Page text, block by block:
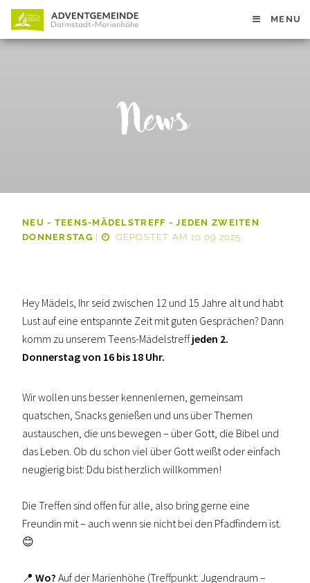
MENU
News
NEU - TEENS-MÄDELSTREFF - JEDEN ZWEITEN
DONNERSTAG
GEPOSTET AM 10.09.2025
Hey Mädels, Ihr seid zwischen 12 und 15 Jahre alt und habt
Lust auf eine entspannte Zeit mit guten Gesprächen? Dann
komm zu unserem Teens-Mädelstreffjeden 2.
Donnerstag von 16 bis 18 Uhr.
Wir wollen uns besser kennenlernen, gemeinsam
quatschen, Snacks genießen und uns über Themen
austauschen, die uns bewegen – über Gott, die Bibel und
das Leben. Ob du schon viel über Gott weißt oder einfach
neugierig bist: Ddu bist herzlich willkommen!
Die Treffen sind offen für alle, also bring gerne eine
Freundin mit – auch wenn sie nicht bei den Pfadfindern ist.
😊
📍 Wo? Auf der Marienhöhe (Treffpunkt: Jugendraum –